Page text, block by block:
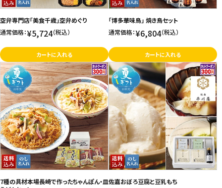
空弁専門店「美食千歳」空弁めぐり
通常価格：¥5,724（税込）
カートに入れる
「博多華味鳥」 焼き鳥セット
通常価格：¥6,804（税込）
カートに入れる
7種の具材本場長崎で作ったちゃんぽん・皿佐嘉おぼろ豆腐と豆乳もち